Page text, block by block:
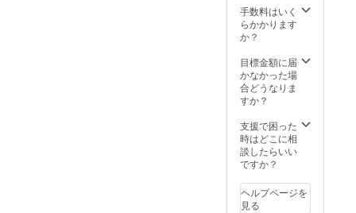
手数料はいく
らかかります
か？
目標金額に届
かなかった場
合どうなりま
すか？
支援で困った
時はどこに相
談したらいい
ですか？
ヘルプページを
見る